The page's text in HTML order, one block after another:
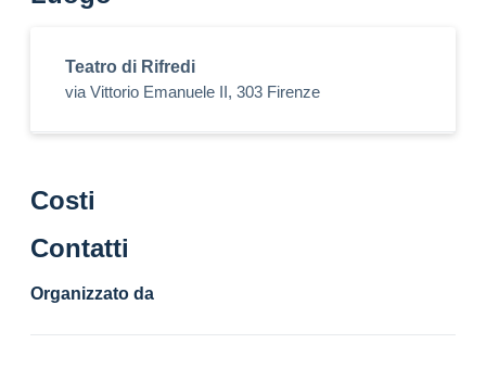
Teatro di Rifredi
via Vittorio Emanuele II, 303 Firenze
Costi
Contatti
Organizzato da